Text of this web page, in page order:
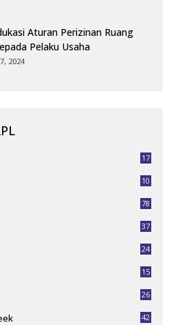
Aturan Perizinan Ruang
Pelaku Usaha
2024
17
10
78
37
24
15
26
42